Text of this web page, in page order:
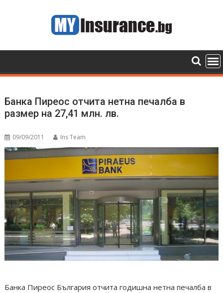
Банка Пиреос отчита нетна печалба в
размер на 27,41 млн. лв.
09/09/2011 Ins Team
Банка Пиреос България отчита годишна нетна печалба в